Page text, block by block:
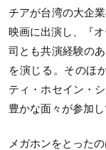
チアが台湾の大企
映画に出演し、『
司とも共演経験の
を演じる。そのほ
ティ・ホセイン・
豊かな面々が参加し
メガホンをとった